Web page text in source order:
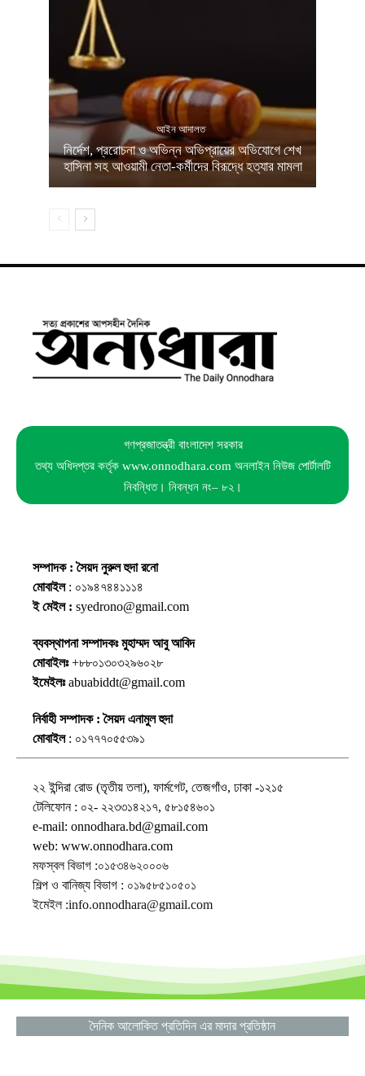
আইন আদালত
নির্দেশ, প্ররোচনা ও অভিন্ন অভিপ্রায়ের অভিযোগে শেখ
হাসিনা সহ আওয়ামী নেতা-কর্মীদের বিরূদ্ধে হত্যার মামলা
গণপ্রজাতন্ত্রী বাংলাদেশ সরকার
তথ্য অধিদপ্তর কর্তৃক www.onnodhara.com অনলাইন নিউজ পোর্টালটি
নিবন্ধিত। নিবন্ধন নং– ৮২।
সম্পাদক : সৈয়দ নুরুল হুদা রনো
মোবাইল: ০১৯৪৭৪৪১১১৪
ই মেইল : syedrono@gmail.com
ব্যবস্থাপনা সম্পাদকঃ মুহাম্মদ আবু আবিদ
মোবাইলঃ+৮৮০১৩০৩২৯৬০২৮
ইমেইলঃabuabiddt@gmail.com
নির্বাহী সম্পাদক : সৈয়দ এনামুল হুদা
মোবাইল: ০১৭৭৭০৫৫৩৯১
২২ ইন্দিরা রোড (তৃতীয় তলা), ফার্মগেট, তেজগাঁও, ঢাকা -১২১৫
টেলিফোন : ০২- ২২৩৩১৪২১৭, ৫৮১৫৪৬০১
e-mail: onnodhara.bd@gmail.com
web: www.onnodhara.com
মফস্বল বিভাগ :০১৫৩৪৬২০০০৬
শিল্প ও বানিজ্য বিভাগ : ০১৯৫৮৫১০৫০১
ইমেইল :info.onnodhara@gmail.com
দৈনিক আলোকিত প্রতিদিন এর মাদার প্রতিষ্ঠান